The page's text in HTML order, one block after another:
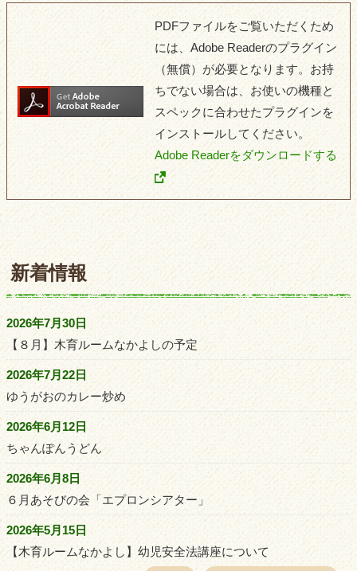
PDFファイルをご覧いただくため
には、Adobe Readerのプラグイン
（無償）が必要となります。お持
ちでない場合は、お使いの機種と
スペックに合わせたプラグインを
インストールしてください。
Adobe Readerをダウンロードする
新着情報
2026年7月30日
【８月】木育ルームなかよしの予定
2026年7月22日
ゆうがおのカレー炒め
2026年6月12日
ちゃんぽんうどん
2026年6月8日
６月あそびの会「エプロンシアター」
2026年5月15日
【木育ルームなかよし】幼児安全法講座について